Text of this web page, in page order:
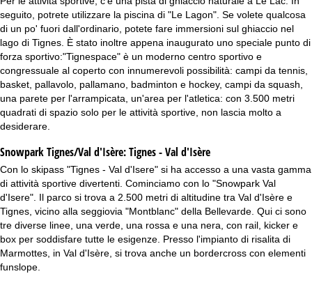
seguito, potrete utilizzare la piscina di "Le Lagon". Se volete qualcosa
di un po' fuori dall'ordinario, potete fare immersioni sul ghiaccio nel
lago di Tignes. È stato inoltre appena inaugurato uno speciale punto di
forza sportivo:"Tignespace" è un moderno centro sportivo e
congressuale al coperto con innumerevoli possibilità: campi da tennis,
basket, pallavolo, pallamano, badminton e hockey, campi da squash,
una parete per l'arrampicata, un'area per l'atletica: con 3.500 metri
quadrati di spazio solo per le attività sportive, non lascia molto a
desiderare.
Snowpark Tignes/Val d'Isère:Tignes - Val d'Isère
Con lo skipass "Tignes - Val d'Isere" si ha accesso a una vasta gamma
di attività sportive divertenti. Cominciamo con lo "Snowpark Val
d'Isere". Il parco si trova a 2.500 metri di altitudine tra Val d'Isère e
Tignes, vicino alla seggiovia "Montblanc" della Bellevarde. Qui ci sono
tre diverse linee, una verde, una rossa e una nera, con rail, kicker e
box per soddisfare tutte le esigenze. Presso l'impianto di risalita di
Marmottes, in Val d'Isère, si trova anche un bordercross con elementi
funslope.